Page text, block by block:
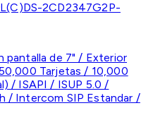
DS-2CD2347G2P-